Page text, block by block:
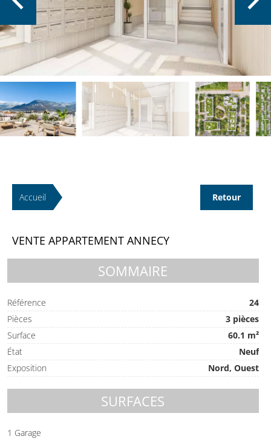
Accueil Retour
VENTE APPARTEMENT ANNECY
SOMMAIRE
Référence
24
Pièces
3 pièces
Surface
60.1 m²
État
Neuf
Exposition
Nord, Ouest
SURFACES
1 Garage